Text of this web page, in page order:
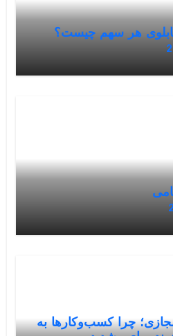
هر سهم چیست؟
چرا کسب‌وکارها به